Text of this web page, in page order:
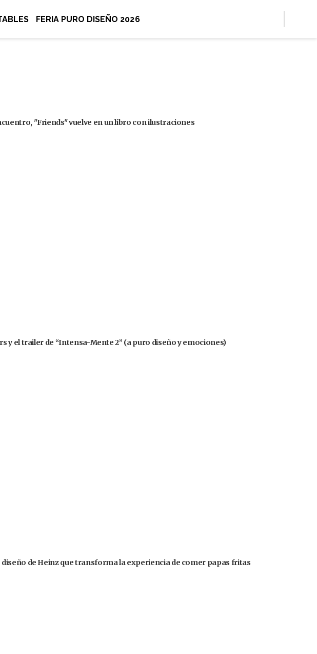
FERIA PURO DISEÑO 2026
"Friends" vuelve en un libro con ilustraciones
y el trailer de “Intensa-Mente 2” (a puro diseño y emociones)
de Heinz que transforma la experiencia de comer papas fritas